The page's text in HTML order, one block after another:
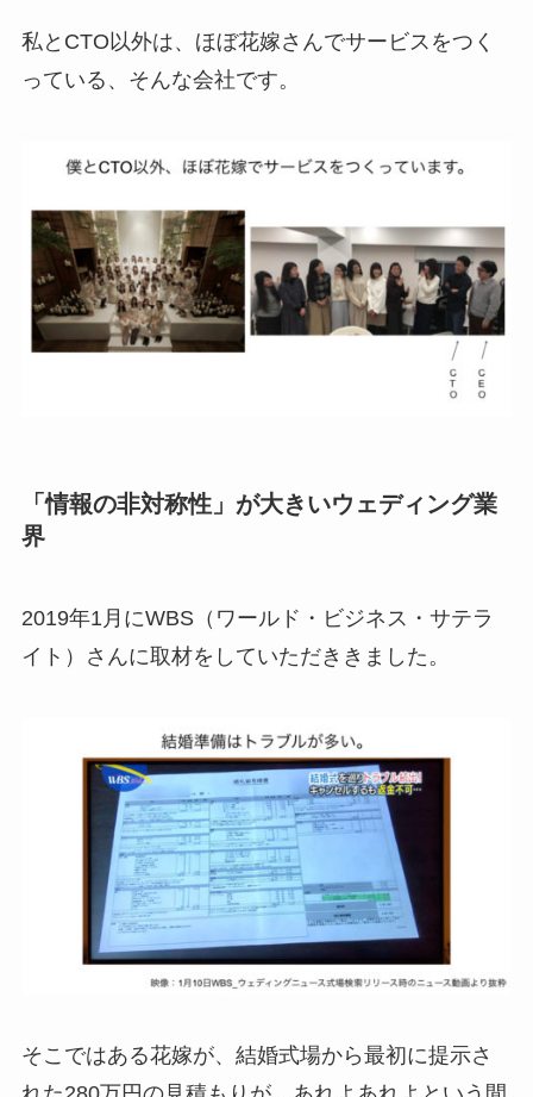
私とCTO以外は、ほぼ花嫁さんでサービスをつく
っている、そんな会社です。
「情報の非対称性」が大きいウェディング業
界
2019年1月にWBS（ワールド・ビジネス・サテラ
イト）さんに取材をしていただききました。
そこではある花嫁が、結婚式場から最初に提示さ